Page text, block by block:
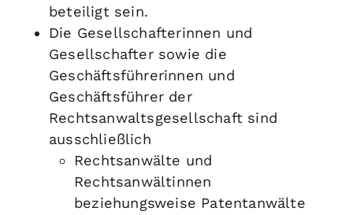
beteiligt sein.
Die Gesellschafterinnen und
Gesellschafter sowie die
Geschäftsführerinnen und
Geschäftsführer der
Rechtsanwaltsgesellschaft sind
ausschließlich
Rechtsanwälte und
Rechtsanwältinnen
beziehungsweise Patentanwälte